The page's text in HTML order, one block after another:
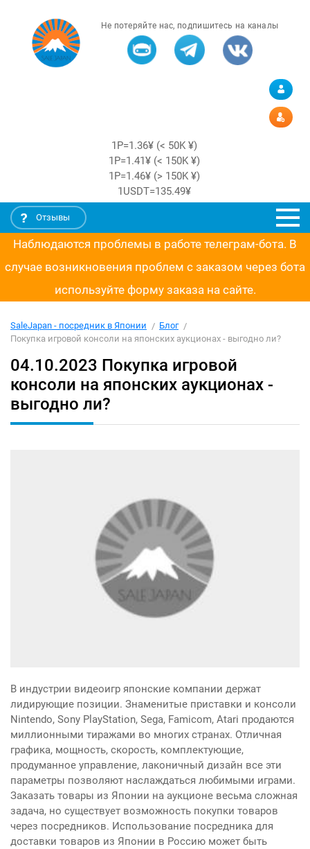
Не потеряйте нас, подпишитесь на каналы
1Р=1.36¥ (< 50K ¥)
1Р=1.41¥ (< 150K ¥)
1Р=1.46¥ (> 150K ¥)
1USDT=135.49¥
Отзывы
Наблюдаются проблемы в работе телеграм-бота. В
случае возникновения проблем с заказом через бота
используйте форму заказа на сайте.
SaleJapan - посредник в Японии
Блог
Покупка игровой консоли на японских аукционах - выгодно ли?
04.10.2023 Покупка игровой
консоли на японских аукционах -
выгодно ли?
В индустрии видеоигр японские компании держат
лидирующие позиции. Знаменитые приставки и консоли
Nintendo, Sony PlayStation, Sega, Famicom, Atari продаются
миллионными тиражами во многих странах. Отличная
графика, мощность, скорость, комплектующие,
продуманное управление, лаконичный дизайн все эти
параметры позволяют наслаждаться любимыми играми.
Заказать товары из Японии на аукционе весьма сложная
задача, но существует возможность покупки товаров
через посредников. Использование посредника для
доставки товаров из Японии в Россию может быть